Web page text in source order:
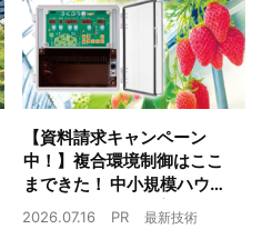
【資料請求キャンペーン
中！】複合環境制御はここ
まできた！ 中小規模ハウス
でも検討しやすい高コスパ
複合環境制御装置が誕生
2026.07.16 PR 最新技術